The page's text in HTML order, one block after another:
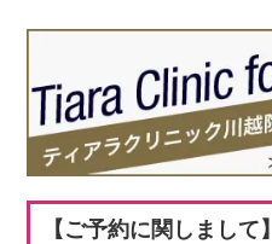
【ご予約に関しまして】